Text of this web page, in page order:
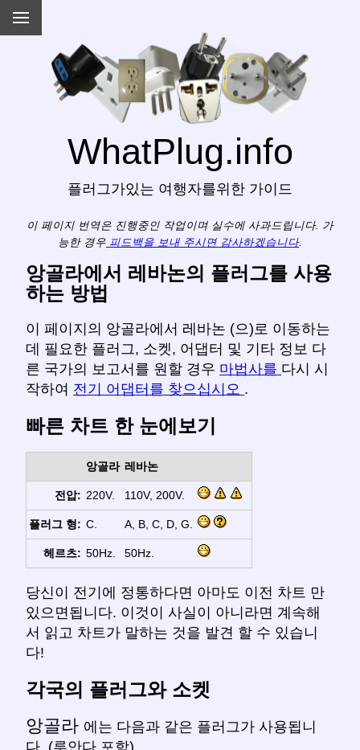
WhatPlug.info
플러그가있는 여행자를위한 가이드
이 페이지 번역은 진행중인 작업이며 실수에 사과드립니다. 가
능한 경우 피드백을 보내 주시면 감사하겠습니다.
앙골라에서 레바논의 플러그를 사용
하는 방법
이 페이지의 앙골라에서 레바논 (으)로 이동하는
데 필요한 플러그, 소켓, 어댑터 및 기타 정보 다
른 국가의 보고서를 원할 경우 마법사를 다시 시
작하여 전기 어댑터를 찾으십시오 .
빠른 차트 한 눈에보기
앙골라 레바논
전압: 220V. 110V, 200V.
플러그 형: C. A, B, C, D, G.
헤르츠: 50Hz. 50Hz.
당신이 전기에 정통하다면 아마도 이전 차트 만
있으면됩니다. 이것이 사실이 아니라면 계속해
서 읽고 차트가 말하는 것을 발견 할 수 있습니
다!
각국의 플러그와 소켓
앙골라 에는 다음과 같은 플러그가 사용됩니
다. (루안다 포함).